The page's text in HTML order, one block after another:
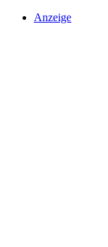
Anzeige